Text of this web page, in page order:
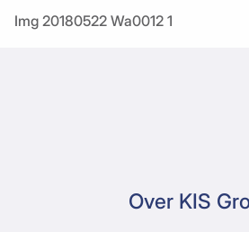
Img 20180522 Wa0012 1
Over KIS